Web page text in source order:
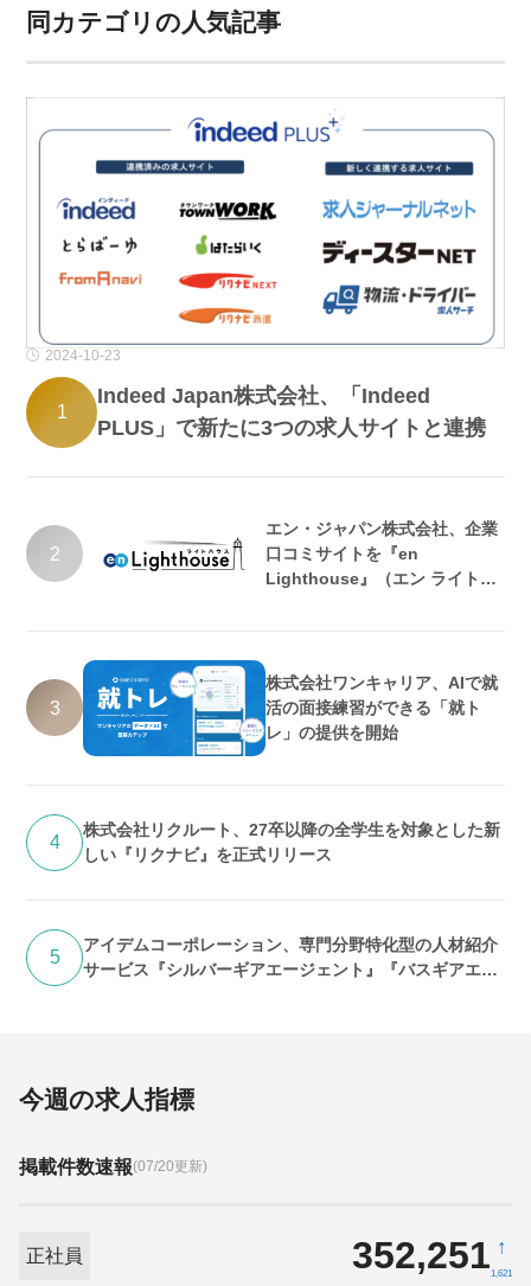
同カテゴリの人気記事
2024-10-23
1
Indeed Japan株式会社、「Indeed
PLUS」で新たに3つの求人サイトと連携
2
エン・ジャパン株式会社、企業
口コミサイトを『en
Lighthouse』（エン ライトハ
3
株式会社ワンキャリア、AIで就
活の面接練習ができる「就ト
レ」の提供を開始
4
株式会社リクルート、27卒以降の全学生を対象とした新
しい『リクナビ』を正式リリース
5
アイデムコーポレーション、専門分野特化型の人材紹介
サービス『シルバーギアエージェント』『バスギアエー
今週の求人指標
掲載件数速報(07/20更新)
正社員 352,251 ↑
1,621